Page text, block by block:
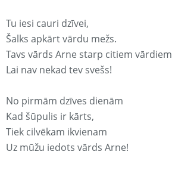
Tu iesi cauri dzīvei,
Šalks apkārt vārdu mežs.
Tavs vārds Arne starp citiem vārdiem
Lai nav nekad tev svešs!
No pirmām dzīves dienām
Kad šūpulis ir kārts,
Tiek cilvēkam ikvienam
Uz mūžu iedots vārds Arne!